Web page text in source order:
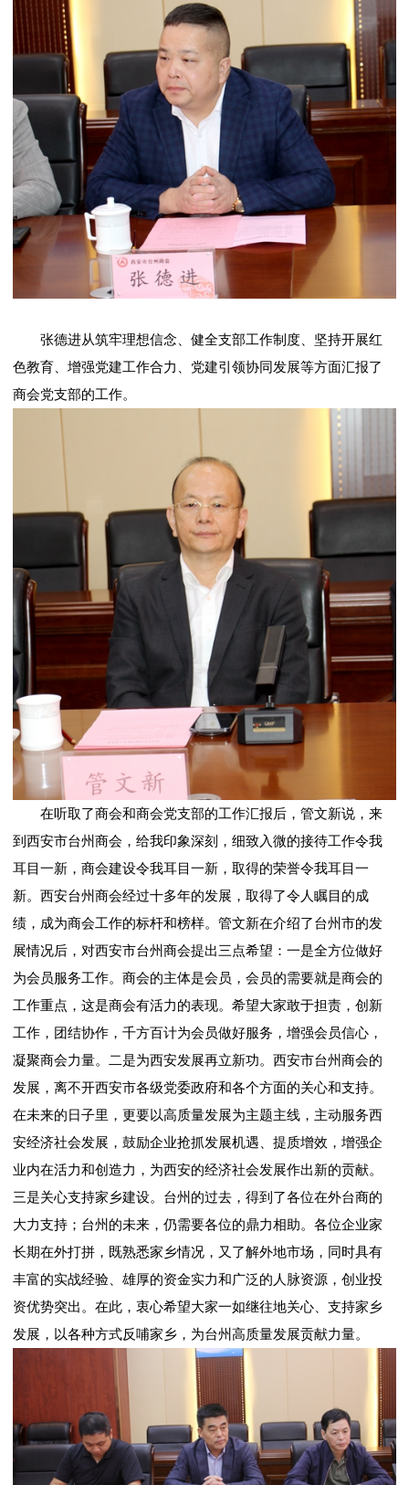
张德进从筑牢理想信念、健全支部工作制度、坚持开展红
色教育、增强党建工作合力、党建引领协同发展等方面汇报了
商会党支部的工作。
在听取了商会和商会党支部的工作汇报后，管文新说，来
到西安市台州商会，给我印象深刻，细致入微的接待工作令我
耳目一新，商会建设令我耳目一新，取得的荣誉令我耳目一
新。西安台州商会经过十多年的发展，取得了令人瞩目的成
绩，成为商会工作的标杆和榜样。管文新在介绍了台州市的发
展情况后，对西安市台州商会提出三点希望：一是全方位做好
为会员服务工作。商会的主体是会员，会员的需要就是商会的
工作重点，这是商会有活力的表现。希望大家敢于担责，创新
工作，团结协作，千方百计为会员做好服务，增强会员信心，
凝聚商会力量。二是为西安发展再立新功。西安市台州商会的
发展，离不开西安市各级党委政府和各个方面的关心和支持。
在未来的日子里，更要以高质量发展为主题主线，主动服务西
安经济社会发展，鼓励企业抢抓发展机遇、提质增效，增强企
业内在活力和创造力，为西安的经济社会发展作出新的贡献。
三是关心支持家乡建设。台州的过去，得到了各位在外台商的
大力支持；台州的未来，仍需要各位的鼎力相助。各位企业家
长期在外打拼，既熟悉家乡情况，又了解外地市场，同时具有
丰富的实战经验、雄厚的资金实力和广泛的人脉资源，创业投
资优势突出。在此，衷心希望大家一如继往地关心、支持家乡
发展，以各种方式反哺家乡，为台州高质量发展贡献力量。